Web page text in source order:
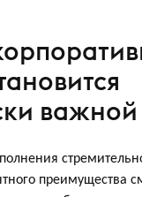
важной
преимущества